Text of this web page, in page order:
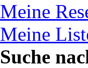
Meine
Meine
Suche